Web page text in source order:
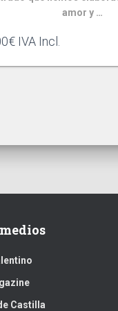
amor y …
€ IVA Incl.
Castilla